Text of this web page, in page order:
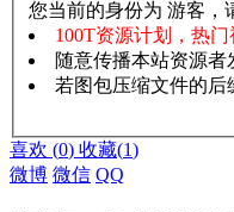
您当前的身份为 游客，
100T资源计划，热
随意传播本站资源者
若图包压缩文件的后
喜欢 (0) 收藏(1)
微博 微信 QQ